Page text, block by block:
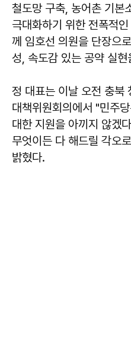
철도망 구축, 농어촌 기본
극대화하기 위한 전폭적
께 임호선 의원을 단장으
성, 속도감 있는 공약 실현
정 대표는 이날 오전 충북
대책위원회의에서 "민주
대한 지원을 아끼지 않겠
무엇이든 다 해드릴 각오
밝혔다.